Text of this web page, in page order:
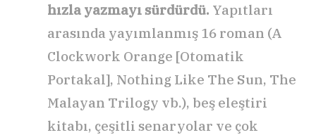
hızla yazmayı sürdürdü. Yapıtları
arasında yayımlanmış 16 roman (A
Clockwork Orange [Otomatik
Portakal], Nothing Like The Sun, The
Malayan Trilogy vb.), beş eleştiri
kitabı, çeşitli senaryolar ve çok